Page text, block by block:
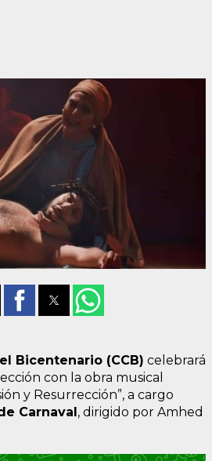
Bicentenario (CCB) celebrará
con la obra musical
y Resurrección”, a cargo
Carnaval, dirigido por Amhed